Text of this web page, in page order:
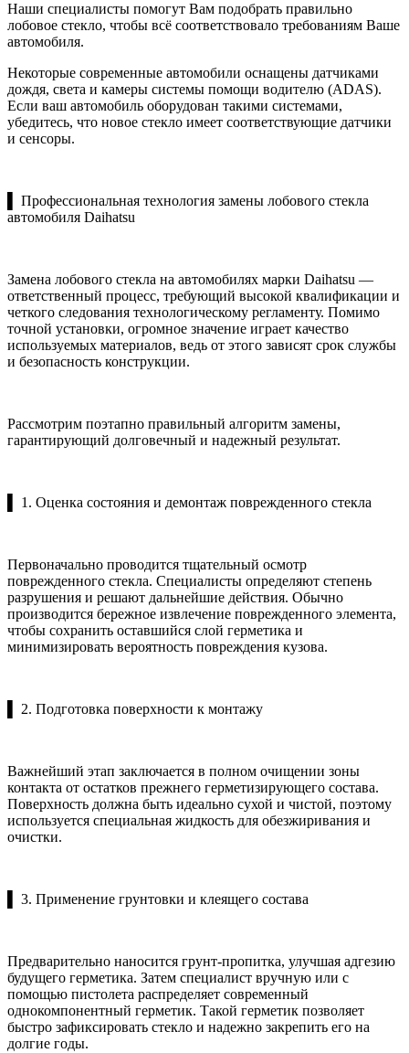
Наши специалисты помогут Вам подобрать правильно
лобовое стекло, чтобы всё соответствовало требованиям Ваше
автомобиля.
Некоторые современные автомобили оснащены датчиками
дождя, света и камеры системы помощи водителю (ADAS).
Если ваш автомобиль оборудован такими системами,
убедитесь, что новое стекло имеет соответствующие датчики
и сенсоры.
▌ Профессиональная технология замены лобового стекла
автомобиля Daihatsu
Замена лобового стекла на автомобилях марки Daihatsu —
ответственный процесс, требующий высокой квалификации и
четкого следования технологическому регламенту. Помимо
точной установки, огромное значение играет качество
используемых материалов, ведь от этого зависят срок службы
и безопасность конструкции.
Рассмотрим поэтапно правильный алгоритм замены,
гарантирующий долговечный и надежный результат.
▌ 1. Оценка состояния и демонтаж поврежденного стекла
Первоначально проводится тщательный осмотр
поврежденного стекла. Специалисты определяют степень
разрушения и решают дальнейшие действия. Обычно
производится бережное извлечение поврежденного элемента,
чтобы сохранить оставшийся слой герметика и
минимизировать вероятность повреждения кузова.
▌ 2. Подготовка поверхности к монтажу
Важнейший этап заключается в полном очищении зоны
контакта от остатков прежнего герметизирующего состава.
Поверхность должна быть идеально сухой и чистой, поэтому
используется специальная жидкость для обезжиривания и
очистки.
▌ 3. Применение грунтовки и клеящего состава
Предварительно наносится грунт-пропитка, улучшая адгезию
будущего герметика. Затем специалист вручную или с
помощью пистолета распределяет современный
однокомпонентный герметик. Такой герметик позволяет
быстро зафиксировать стекло и надежно закрепить его на
долгие годы.